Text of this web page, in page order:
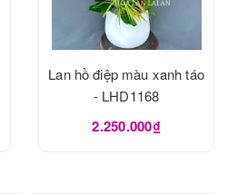
Lan hồ điệp màu xanh táo
- LHD1168
2.250.000₫